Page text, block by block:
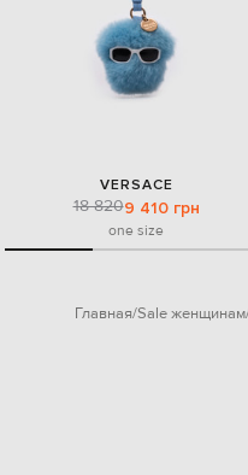
VERSACE
18 8209 410 грн
one size
Главная Sale женщинам